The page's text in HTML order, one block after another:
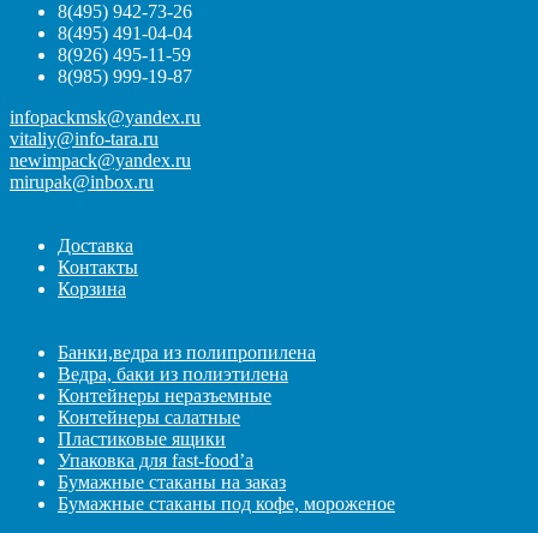
8(495) 942-73-26
8(495) 491-04-04
8(926) 495-11-59
8(985) 999-19-87
infopackmsk@yandex.ru
vitaliy@info-tara.ru
newimpack@yandex.ru
mirupak@inbox.ru
Доставка
Контакты
Корзина
Банки,ведра из полипропилена
Ведра, баки из полиэтилена
Контейнеры неразъемные
Контейнеры салатные
Пластиковые ящики
Упаковка для fast-food’а
Бумажные стаканы на заказ
Бумажные стаканы под кофе, мороженое